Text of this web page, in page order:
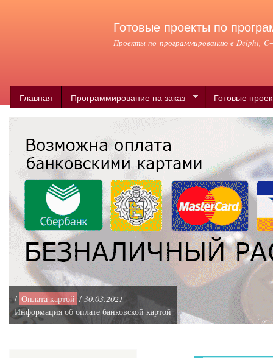
Готовые проекты по
Проекты по программированию в Delphi,
Главная Программирование на заказ Готовые
/ Оплата картой / 30.03.2021
Информация об оплате банковской картой